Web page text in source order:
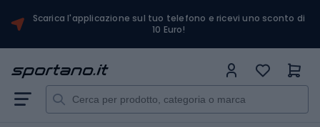
Scarica l'applicazione sul tuo telefono e ricevi uno sconto di
10 Euro!